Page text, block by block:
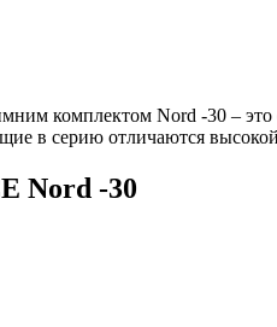
комплектом Nord -30 – это
в серию отличаются
Nord -30